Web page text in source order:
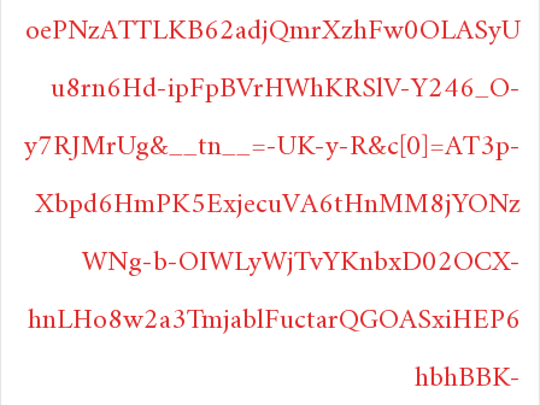
oePNzATTLKB62adjQmrXzhFw0OLASyU
u8rn6Hd-ipFpBVrHWhKRSlV-Y246_O-
y7RJMrUg&__tn__=-UK-y-R&c[0]=AT3p-
Xbpd6HmPK5ExjecuVA6tHnMM8jYONz
WNg-b-OIWLyWjTvYKnbxD02OCX-
hnLHo8w2a3TmjablFuctarQGOASxiHEP6
hbhBBK-